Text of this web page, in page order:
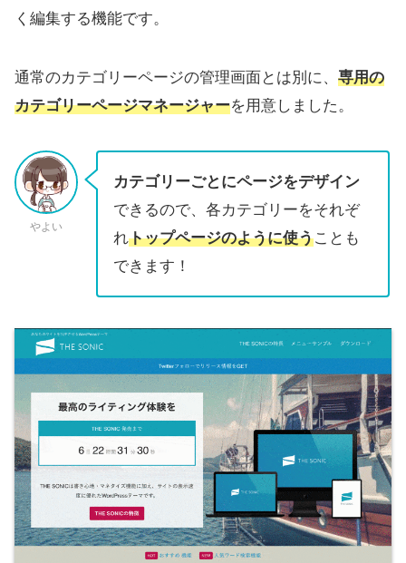
く編集する機能です。
通常のカテゴリーページの管理画面とは別に、 専用の
カテゴリーページマネージャーを用意しました。
やよい
カテゴリーごとにページをデザイン
できるので、各カテゴリーをそれぞ
れトップページのように使うことも
できます！